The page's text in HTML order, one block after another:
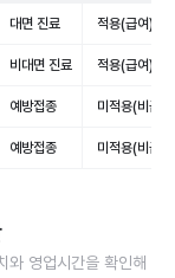
대면 진료 적용(급여)
비대면 진료 적용(급여)
예방접종 미적용(비급
예방접종 미적용(비급
와 영업시간을 확인해